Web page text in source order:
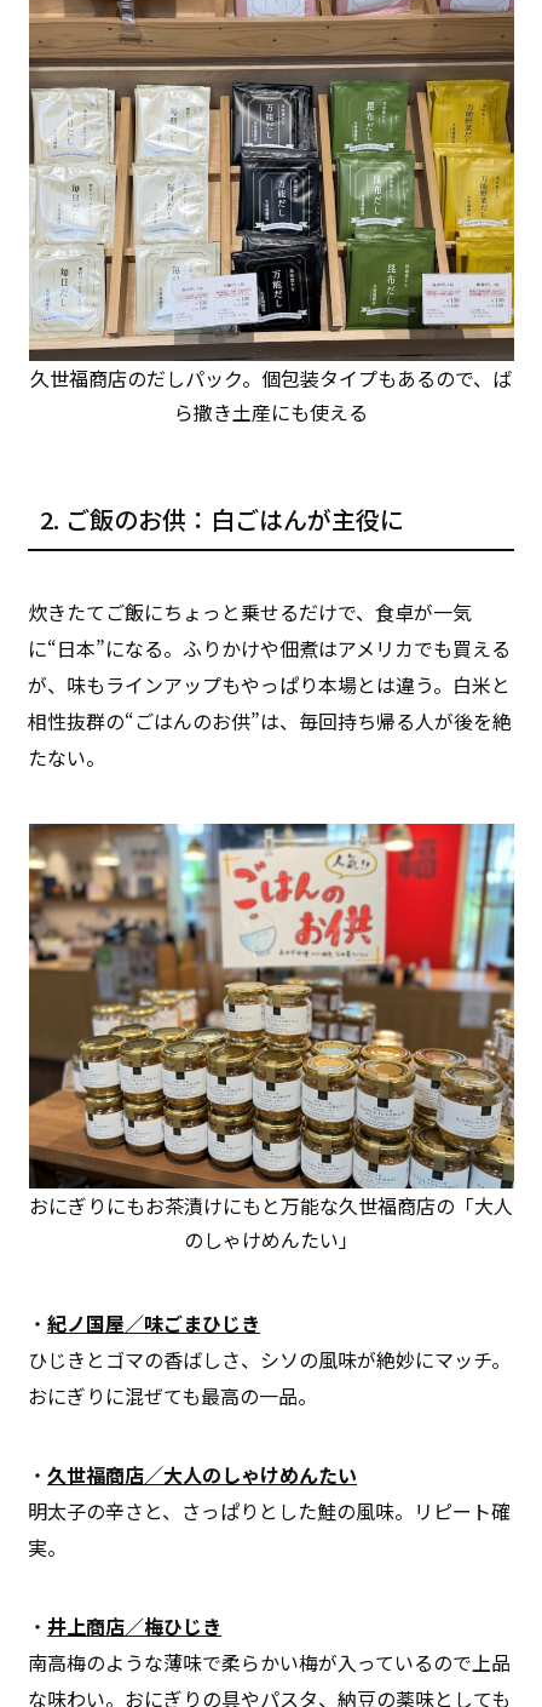
久世福商店のだしパック。個包装タイプもあるので、ば
ら撒き土産にも使える
2. ご飯のお供：白ごはんが主役に
炊きたてご飯にちょっと乗せるだけで、食卓が一気
に“日本”になる。ふりかけや佃煮はアメリカでも買える
が、味もラインアップもやっぱり本場とは違う。白米と
相性抜群の“ごはんのお供”は、毎回持ち帰る人が後を絶
たない。
おにぎりにもお茶漬けにもと万能な久世福商店の「大人
のしゃけめんたい」
・紀ノ国屋／味ごまひじき
ひじきとゴマの香ばしさ、シソの風味が絶妙にマッチ。
おにぎりに混ぜても最高の一品。
・久世福商店／大人のしゃけめんたい
明太子の辛さと、さっぱりとした鮭の風味。リピート確
実。
・ 井上商店／梅ひじき
南高梅のような薄味で柔らかい梅が入っているので上品
な味わい。おにぎりの具やパスタ、納豆の薬味としても